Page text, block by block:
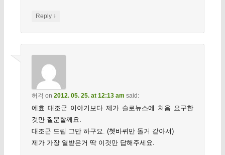
Reply ↓
허걱 on 2012. 05. 25. at 12:13 am said:
에효 대조군 이야기보다 제가 슬로뉴스에 처음 요구한
것만 질문할께요.
대조군 드립 그만 하구요. (쳇바퀴만 돌거 같아서)
제가 가장 열받은거 딱 이것만 답해주세요.